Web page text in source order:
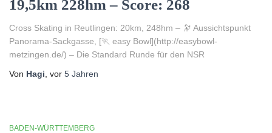
19,5km 228hm – Score: 268
Cross Skating in Reutlingen: 20km, 248hm – 🔭 Aussichtspunkt
Panorama-Sackgasse, [🏃 easy Bowl](http://easybowl-
metzingen.de/) – Die Standard Runde für den NSR
Von Hagi , vor 5 Jahren
BADEN-WÜRTTEMBERG